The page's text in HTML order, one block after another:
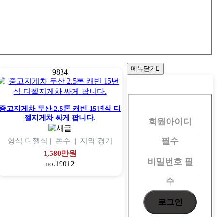
9834
고지게차 두산 2.5톤 캐빈 15년식 디
젤지게차 싸게 팝니다.
형식 디젤식 | 톤수 | 지역 경기
1,580만원
no.19012
메뉴닫기
회
회원아이디
필수
비밀번호필
수